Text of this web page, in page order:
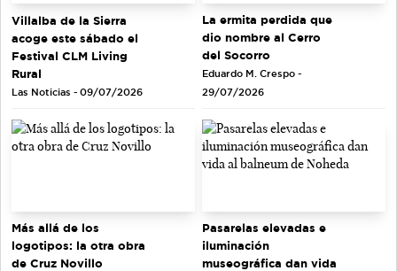
Villalba de la Sierra
acoge este sábado el
Festival CLM Living
Rural
Las Noticias - 09/07/2026
La ermita perdida que
dio nombre al Cerro
del Socorro
Eduardo M. Crespo -
29/07/2026
Más allá de los
logotipos: la otra obra
de Cruz Novillo
Pasarelas elevadas e
iluminación
museográfica dan vida